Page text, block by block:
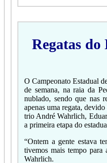
Regatas do
O Campeonato Estadual
de semana, na raia da
nublado, sendo que nas
apenas uma regata,
trio André Wahrlich,
a primeira etapa do
“Ontem a gente estava
tivemos mais tempo para
Wahrlich.